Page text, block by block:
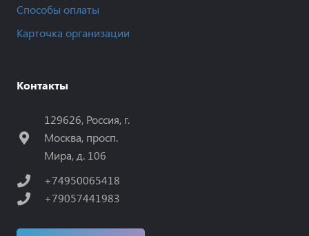
Способы оплаты
Карточка организации
Контакты
129626, Россия, г.
Москва, просп.
Мира, д. 106
+74950065418
+79057441983